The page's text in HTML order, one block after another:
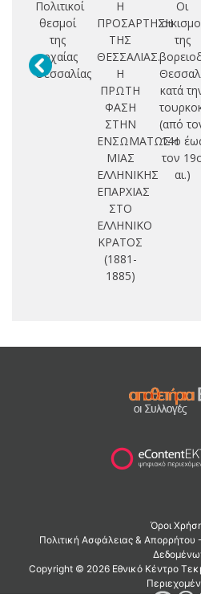
Πολιτικοί
θεσμοί
της
αρχαίας
Θεσσαλίας
Η
ΠΡΟΣΑΡΤΗΣΗ
ΤΗΣ
ΘΕΣΣΑΛΙΑΣ.
Η
ΠΡΩΤΗ
ΦΑΣΗ
ΣΤΗΝ
ΕΝΣΩΜΑΤΩΣΗ
ΜΙΑΣ
ΕΛΛΗΝΙΚΗΣ
ΕΠΑΡΧΙΑΣ
ΣΤΟ
ΕΛΛΗΝΙΚΟ
ΚΡΑΤΟΣ
(1881-
1885)
Οι
της
κατά
(από
14ο
τον
αι.)